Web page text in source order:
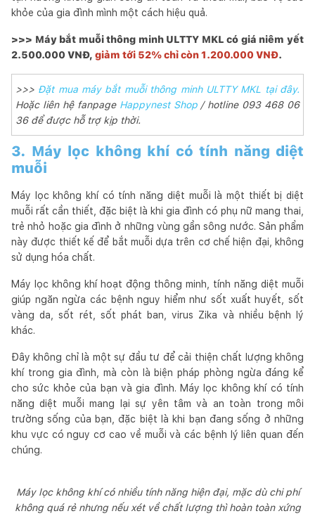
khỏe của gia đình mình một cách hiệu quả.
>>> Máy bắt muỗi thông minh ULTTY MKL có giá niêm yết
2.500.000 VNĐ, giảm tới 52% chỉ còn 1.200.000 VNĐ.
>>> Đặt mua máy bắt muỗi thông minh ULTTY MKL tại đây.
Hoặc liên hệ fanpage Happynest Shop/ hotline 093 468 06
36 để được hỗ trợ kịp thời.
3. Máy lọc không khí có tính năng diệt
muỗi
Máy lọc không khí có tính năng diệt muỗi là một thiết bị diệt
muỗi rất cần thiết, đặc biệt là khi gia đình có phụ nữ mang thai,
trẻ nhỏ hoặc gia đình ở những vùng gần sông nước. Sản phẩm
này được thiết kế để bắt muỗi dựa trên cơ chế hiện đại, không
sử dụng hóa chất.
Máy lọc không khí hoạt động thông minh, tính năng diệt muỗi
giúp ngăn ngừa các bệnh nguy hiểm như sốt xuất huyết, sốt
vàng da, sốt rét, sốt phát ban, virus Zika và nhiều bệnh lý
khác.
Đây không chỉ là một sự đầu tư để cải thiện chất lượng không
khí trong gia đình, mà còn là biện pháp phòng ngừa đáng kể
cho sức khỏe của bạn và gia đình. Máy lọc không khí có tính
năng diệt muỗi mang lại sự yên tâm và an toàn trong môi
trường sống của bạn, đặc biệt là khi bạn đang sống ở những
khu vực có nguy cơ cao về muỗi và các bệnh lý liên quan đến
chúng.
Máy lọc không khí có nhiều tính năng hiện đại, mặc dù chi phí
không quá rẻ nhưng nếu xét về chất lượng thì hoàn toàn xứng